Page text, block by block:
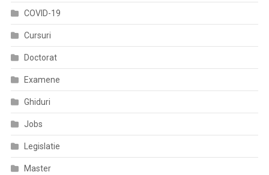
COVID-19
Cursuri
Doctorat
Examene
Ghiduri
Jobs
Legislatie
Master